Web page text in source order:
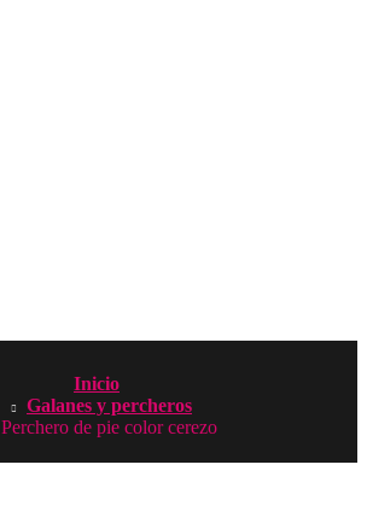
Inicio
Galanes y percheros
Perchero de pie color cerezo